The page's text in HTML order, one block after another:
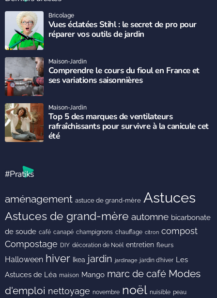
Vues éclatées Stihl : le secret de pro pour
réparer vos outils de jardin
Bricolage
Comprendre le cours du fioul en France et
ses variations saisonnières
Maison-Jardin
Top 5 des marques de ventilateurs
rafraîchissants pour survivre à la canicule cet
été
Maison-Jardin
#Pratiks
aménagement astuce de grand-mère Astuces
Astuces de grand-mère automne bicarbonate
de soude café canapé champignons chauffage citron compost
Compostage DIY décoration de Noël entretien fleurs
Halloween hiver Ikea jardin jardinage jardin d'hiver Les
Astuces de Léa maison Mango marc de café Modes
d'emploi nettoyage novembre noël nuisible peau